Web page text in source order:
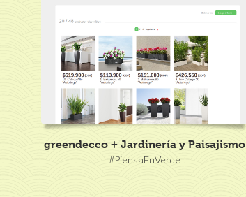
greendecco + Jardinería y Paisajismo
#PiensaEnVerde